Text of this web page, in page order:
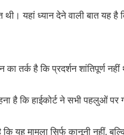
यहां ध्यान देने वाली बात यह है
तर्क है कि प्रदर्शन शांतिपूर्ण
है कि हाईकोर्ट ने सभी पहलुओं पर
यह मामला सिर्फ कानूनी नहीं,